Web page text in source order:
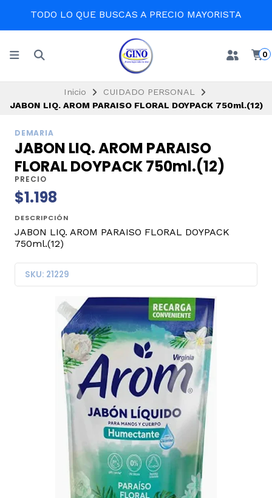
TODO LO QUE BUSCAS A PRECIO MAYORISTA
0
Inicio
CUIDADO PERSONAL
JABON LIQ. AROM PARAISO FLORAL DOYPACK 750ml.(12)
DEMARIA
JABON LIQ. AROM PARAISO
FLORAL DOYPACK 750ml.(12)
PRECIO
$1.198
DESCRIPCIÓN
JABON LIQ. AROM PARAISO FLORAL DOYPACK
750ml.(12)
SKU: 21229